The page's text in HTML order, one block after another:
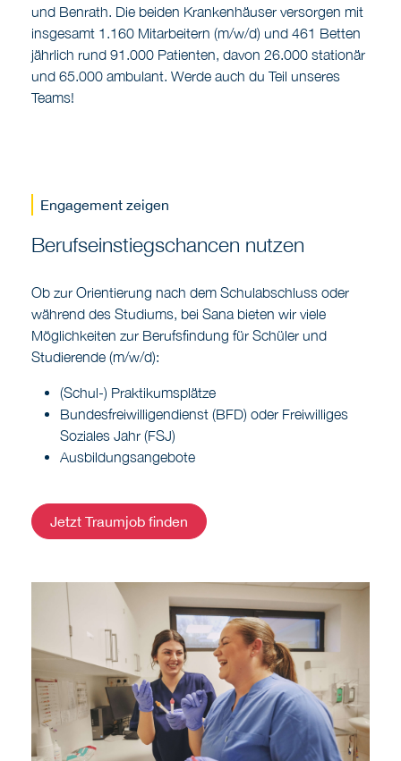
und Benrath. Die beiden Krankenhäuser versorgen mit
insgesamt 1.160 Mitarbeitern (m/w/d) und 461 Betten
jährlich rund 91.000 Patienten, davon 26.000 stationär
und 65.000 ambulant. Werde auch du Teil unseres
Teams!
Engagement zeigen
Berufseinstiegschancen nutzen
Ob zur Orientierung nach dem Schulabschluss oder
während des Studiums, bei Sana bieten wir viele
Möglichkeiten zur Berufsfindung für Schüler und
Studierende (m/w/d):
(Schul-) Praktikumsplätze
Bundesfreiwilligendienst (BFD) oder Freiwilliges
Soziales Jahr (FSJ)
Ausbildungsangebote
Jetzt Traumjob finden